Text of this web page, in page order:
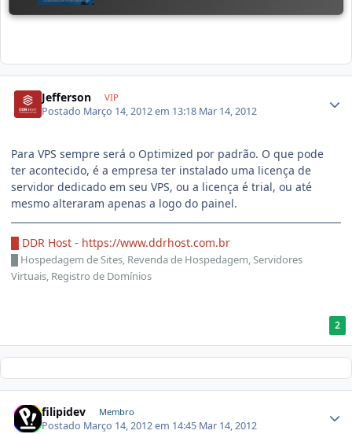
Jefferson VIP
Postado Março 14, 2012 em 13:18 Mar 14, 2012
Para VPS sempre será o Optimized por padrão. O que pode
ter acontecido, é a empresa ter instalado uma licença de
servidor dedicado em seu VPS, ou a licença é trial, ou até
mesmo alteraram apenas a logo do painel.
█ DDR Host - https://www.ddrhost.com.br
Hospedagem de Sites, Revenda de Hospedagem, Servidores
Virtuais, Registro de Domínios
2
filipidev Membro
Postado Março 14, 2012 em 14:45 Mar 14, 2012